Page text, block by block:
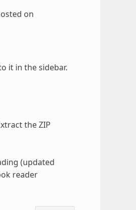
on
it in the sidebar.
the ZIP
(updated
reader